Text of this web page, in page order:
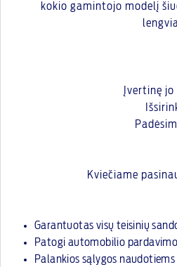
kokio gamintojo modelį
Įvertinę
Kviečiame
Garantuotas visų teisinių
Patogi automobilio
Palankios sąlygos